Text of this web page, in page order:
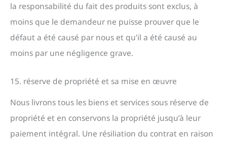
la responsabilité du fait des produits sont exclus, à
moins que le demandeur ne puisse prouver que le
défaut a été causé par nous et qu’il a été causé au
moins par une négligence grave.
15. réserve de propriété et sa mise en œuvre
Nous livrons tous les biens et services sous réserve de
propriété et en conservons la propriété jusqu’à leur
paiement intégral. Une résiliation du contrat en raison